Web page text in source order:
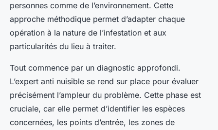
personnes comme de l’environnement. Cette
approche méthodique permet d’adapter chaque
opération à la nature de l’infestation et aux
particularités du lieu à traiter.
Tout commence par un diagnostic approfondi.
L’expert anti nuisible se rend sur place pour évaluer
précisément l’ampleur du problème. Cette phase est
cruciale, car elle permet d’identifier les espèces
concernées, les points d’entrée, les zones de